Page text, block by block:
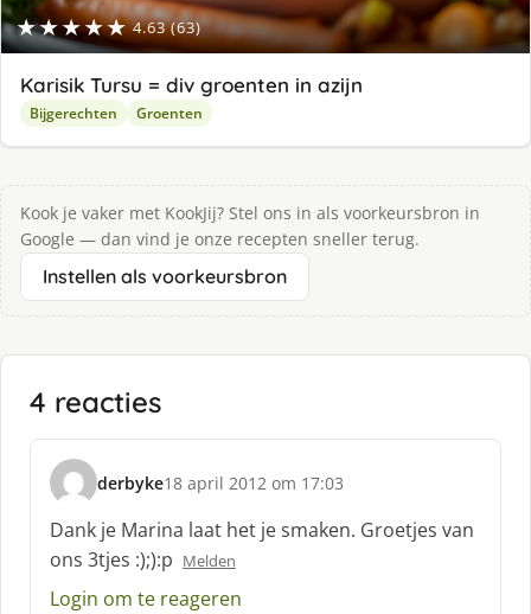
★★★★★ 4.63 (63)
Karisik Tursu = div groenten in azijn
Bijgerechten Groenten
Kook je vaker met KookJij? Stel ons in als voorkeursbron in
Google — dan vind je onze recepten sneller terug.
Instellen als voorkeursbron
4 reacties
derbyke
s
c
h
r
e
18 april 2012 om 17:03
Dank je Marina laat het je smaken. Groetjes van
ons 3tjes :);):p Melden
Login om te reageren